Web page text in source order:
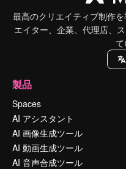
最高のクリエイティブ制作
エイター、企業、代理店、
て
製品
Spaces
AI アシスタント
AI 画像生成ツール
AI 動画生成ツール
AI 音声合成ツール